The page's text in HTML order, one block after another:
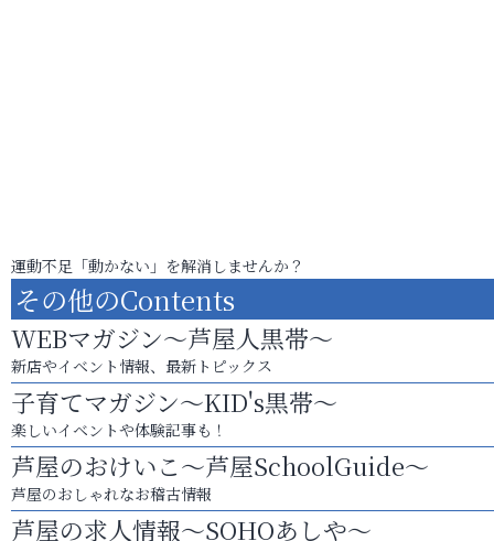
運動不足「動かない」を解消しませんか？
その他のContents
WEBマガジン～芦屋人黒帯～
新店やイベント情報、最新トピックス
子育てマガジン～KID's黒帯～
楽しいイベントや体験記事も！
芦屋のおけいこ～芦屋SchoolGuide～
芦屋のおしゃれなお稽古情報
芦屋の求人情報～SOHOあしや～